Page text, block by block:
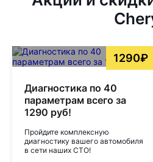
1290₽
Диагностика по 40
параметрам всего за
1290 руб!
Пройдите комплексную
диагностику вашего автомобиля
в сети наших СТО!